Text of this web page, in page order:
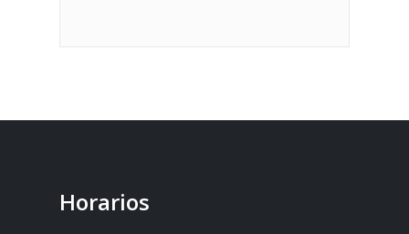
Horarios